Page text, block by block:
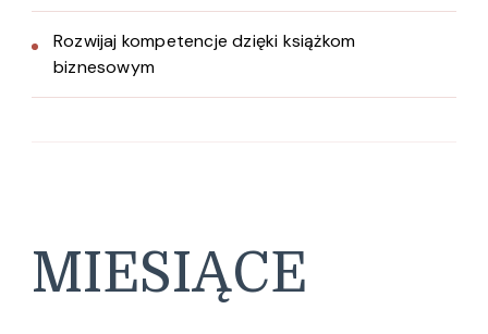
Rozwijaj kompetencje dzięki książkom
biznesowym
MIESIĄCE